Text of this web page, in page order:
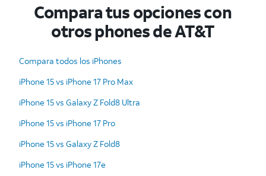
Compara tus opciones con
otros phones de AT&T
Compara todos los iPhones
iPhone 15 vs iPhone 17 Pro Max
iPhone 15 vs Galaxy Z Fold8 Ultra
iPhone 15 vs iPhone 17 Pro
iPhone 15 vs Galaxy Z Fold8
iPhone 15 vs iPhone 17e